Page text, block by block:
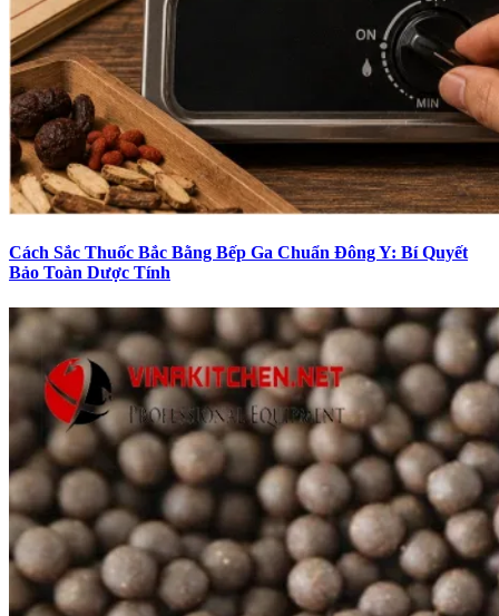
Cách Sắc Thuốc Bắc Bằng Bếp Ga Chuẩn Đông Y: Bí Quyết
Bảo Toàn Dược Tính